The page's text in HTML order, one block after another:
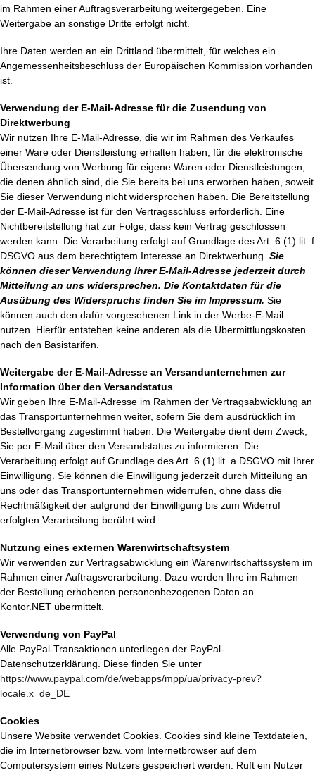
im Rahmen einer Auftragsverarbeitung weitergegeben. Eine
Weitergabe an sonstige Dritte erfolgt nicht.
Ihre Daten werden an ein Drittland übermittelt, für welches ein
Angemessenheitsbeschluss der Europäischen Kommission vorhanden
ist.
Verwendung der E-Mail-Adresse für die Zusendung von
Direktwerbung
Wir nutzen Ihre E-Mail-Adresse, die wir im Rahmen des Verkaufes
einer Ware oder Dienstleistung erhalten haben, für die elektronische
Übersendung von Werbung für eigene Waren oder Dienstleistungen,
die denen ähnlich sind, die Sie bereits bei uns erworben haben, soweit
Sie dieser Verwendung nicht widersprochen haben. Die Bereitstellung
der E-Mail-Adresse ist für den Vertragsschluss erforderlich. Eine
Nichtbereitstellung hat zur Folge, dass kein Vertrag geschlossen
werden kann. Die Verarbeitung erfolgt auf Grundlage des Art. 6 (1) lit. f
DSGVO aus dem berechtigtem Interesse an Direktwerbung. Sie
können dieser Verwendung Ihrer E-Mail-Adresse jederzeit durch
Mitteilung an uns widersprechen. Die Kontaktdaten für die
Ausübung des Widerspruchs finden Sie im Impressum. Sie
können auch den dafür vorgesehenen Link in der Werbe-E-Mail
nutzen. Hierfür entstehen keine anderen als die Übermittlungskosten
nach den Basistarifen.
Weitergabe der E-Mail-Adresse an Versandunternehmen zur
Information über den Versandstatus
Wir geben Ihre E-Mail-Adresse im Rahmen der Vertragsabwicklung an
das Transportunternehmen weiter, sofern Sie dem ausdrücklich im
Bestellvorgang zugestimmt haben. Die Weitergabe dient dem Zweck,
Sie per E-Mail über den Versandstatus zu informieren. Die
Verarbeitung erfolgt auf Grundlage des Art. 6 (1) lit. a DSGVO mit Ihrer
Einwilligung. Sie können die Einwilligung jederzeit durch Mitteilung an
uns oder das Transportunternehmen widerrufen, ohne dass die
Rechtmäßigkeit der aufgrund der Einwilligung bis zum Widerruf
erfolgten Verarbeitung berührt wird.
Nutzung eines externen Warenwirtschaftsystem
Wir verwenden zur Vertragsabwicklung ein Warenwirtschaftssystem im
Rahmen einer Auftragsverarbeitung. Dazu werden Ihre im Rahmen
der Bestellung erhobenen personenbezogenen Daten an
Kontor.NET übermittelt.
Verwendung von PayPal
Alle PayPal-Transaktionen unterliegen der PayPal-
Datenschutzerklärung. Diese finden Sie unter
https://www.paypal.com/de/webapps/mpp/ua/privacy-prev?
locale.x=de_DE
Cookies
Unsere Website verwendet Cookies. Cookies sind kleine Textdateien,
die im Internetbrowser bzw. vom Internetbrowser auf dem
Computersystem eines Nutzers gespeichert werden. Ruft ein Nutzer